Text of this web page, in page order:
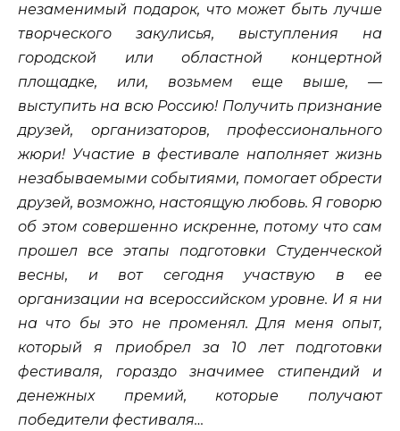
незаменимый подарок, что может быть лучше
творческого закулисья, выступления на
городской или областной концертной
площадке, или, возьмем еще выше, —
выступить на всю Россию! Получить признание
друзей, организаторов, профессионального
жюри! Участие в фестивале наполняет жизнь
незабываемыми событиями, помогает обрести
друзей, возможно, настоящую любовь. Я говорю
об этом совершенно искренне, потому что сам
прошел все этапы подготовки Студенческой
весны, и вот сегодня участвую в ее
организации на всероссийском уровне. И я ни
на что бы это не променял. Для меня опыт,
который я приобрел за 10 лет подготовки
фестиваля, гораздо значимее стипендий и
денежных премий, которые получают
победители фестиваля…